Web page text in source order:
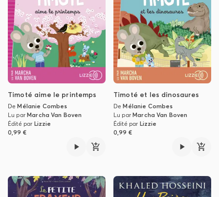
Timoté aime le printemps
DeMélanie Combes
Lu parMarcha Van Boven
Édité par Lizzie
0,99 €
Timoté et les dinosaures
DeMélanie Combes
Lu parMarcha Van Boven
Édité par Lizzie
0,99 €